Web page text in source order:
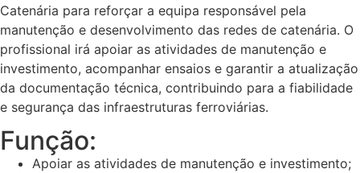
Catenária para reforçar a equipa responsável pela
manutenção e desenvolvimento das redes de catenária. O
profissional irá apoiar as atividades de manutenção e
investimento, acompanhar ensaios e garantir a atualização
da documentação técnica, contribuindo para a fiabilidade
e segurança das infraestruturas ferroviárias.
Função:
Apoiar as atividades de manutenção e investimento;